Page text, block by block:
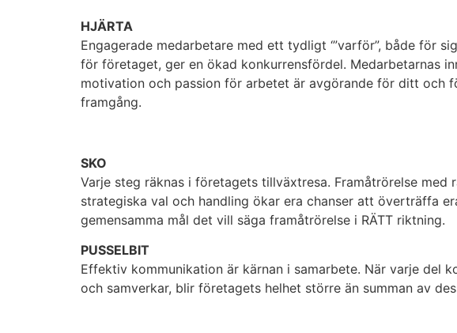
HJÄRTA
Engagerade medarbetare med ett tydligt ‘”varför”, både för
för företaget, ger en ökad konkurrensfördel. Medarbetarnas
motivation och passion för arbetet är avgörande för ditt och
framgång.
SKO
Varje steg räknas i företagets tillväxtresa. Framåtrörelse med
strategiska val och handling ökar era chanser att överträffa
gemensamma mål det vill säga framåtrörelse i RÄTT riktning.
PUSSELBIT
Effektiv kommunikation är kärnan i samarbete. När varje del
och samverkar, blir företagets helhet större än summan av